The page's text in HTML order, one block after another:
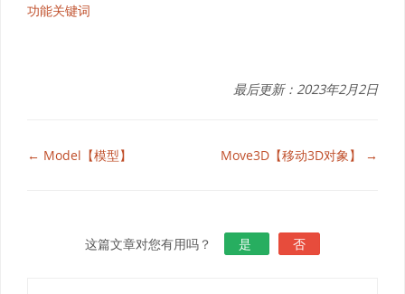
功能关键词
最后更新：2023年2月2日
← Model【模型】 Move3D【移动3D对象】 →
这篇文章对您有用吗？ 是 否